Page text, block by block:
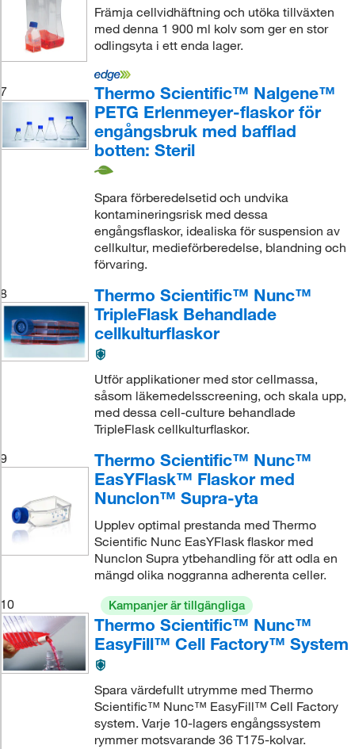
Främja cellvidhäftning och utöka tillväxten
med denna 1 900 ml kolv som ger en stor
odlingsyta i ett enda lager.
7
Thermo Scientific™ Nalgene™
PETG Erlenmeyer-flaskor för
engångsbruk med bafflad
botten: Steril
Spara förberedelsetid och undvika
kontamineringsrisk med dessa
engångsflaskor, idealiska för suspension av
cellkultur, medieförberedelse, blandning och
förvaring.
8
Thermo Scientific™ Nunc™
TripleFlask Behandlade
cellkulturflaskor
Utför applikationer med stor cellmassa,
såsom läkemedelsscreening, och skala upp,
med dessa cell-culture behandlade
TripleFlask cellkulturflaskor.
9
Thermo Scientific™ Nunc™
EasYFlask™ Flaskor med
Nunclon™ Supra-yta
Upplev optimal prestanda med Thermo
Scientific Nunc EasYFlask flaskor med
Nunclon Supra ytbehandling för att odla en
mängd olika noggranna adherenta celler.
10
Kampanjer är tillgängliga
Thermo Scientific™ Nunc™
EasyFill™ Cell Factory™ System
Spara värdefullt utrymme med Thermo
Scientific™ Nunc™ EasyFill™ Cell Factory
system. Varje 10-lagers engångssystem
rymmer motsvarande 36 T175-kolvar.